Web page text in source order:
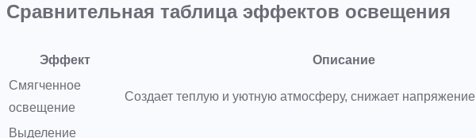
Сравнительная таблица эффектов освещения
Эффект Описание
Смягченное
освещение
Создает теплую и уютную атмосферу, снижает напряжение
Выделение